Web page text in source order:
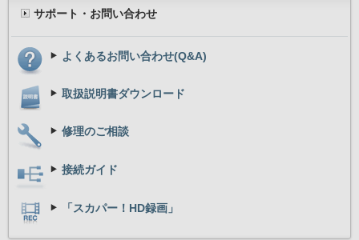
サポート・お問い合わせ
よくあるお問い合わせ(Q&A)
取扱説明書ダウンロード
修理のご相談
接続ガイド
「スカパー！HD録画」